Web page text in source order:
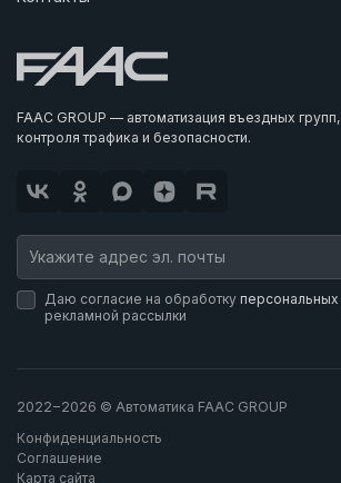
FAAC GROUP — автоматизация въездных
контроля трафика и безопасности.
Даю согласие на обработку
рекламной рассылки
2022−2026 © Автоматика FAAC GROUP
Конфиденциальность
Соглашение
Карта сайта